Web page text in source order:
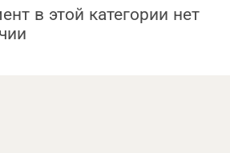
в этой категории нет